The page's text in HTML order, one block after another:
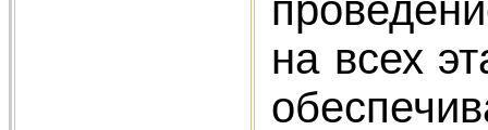
на всех